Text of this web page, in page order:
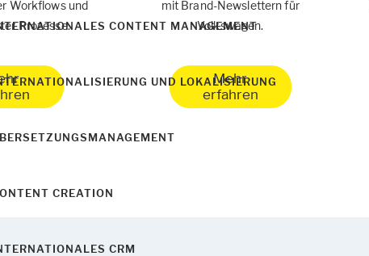
CONTENT MANAGEMENT
UND LOKALISIERUNG
CREATION
CRM
Workflows und
Prozesse.
mit Brand-Newslettern für
Volkswagen.
Mehr
erfahren